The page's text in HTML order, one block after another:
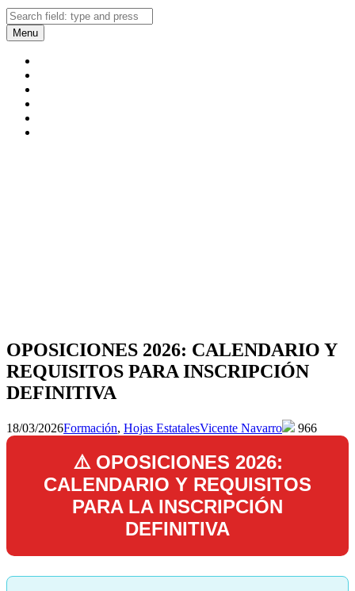
Search
Search
Menu
OPOSICIONES 2026: CALENDARIO Y
REQUISITOS PARA INSCRIPCIÓN
DEFINITIVA
18/03/2026Formación, Hojas EstatalesVicente Navarro 966
⚠️ OPOSICIONES 2026:
CALENDARIO Y REQUISITOS
PARA LA INSCRIPCIÓN
DEFINITIVA